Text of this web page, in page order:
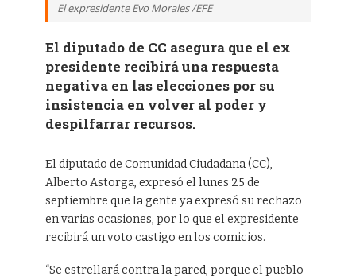
El expresidente Evo Morales /EFE
El diputado de CC asegura que el ex
presidente recibirá una respuesta
negativa en las elecciones por su
insistencia en volver al poder y
despilfarrar recursos.
El diputado de Comunidad Ciudadana (CC),
Alberto Astorga, expresó el lunes 25 de
septiembre que la gente ya expresó su rechazo
en varias ocasiones, por lo que el expresidente
recibirá un voto castigo en los comicios.
“Se estrellará contra la pared, porque el pueblo